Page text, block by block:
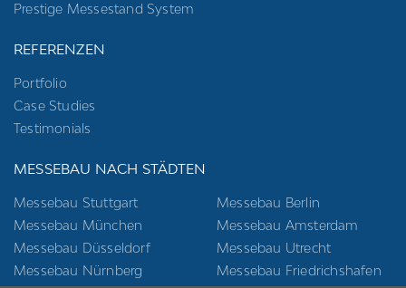
Prestige Messestand System
REFERENZEN
Portfolio
Case Studies
Testimonials
MESSEBAU NACH STÄDTEN
Messebau Stuttgart
Messebau München
Messebau Düsseldorf
Messebau Nürnberg
Messebau Berlin
Messebau Amsterdam
Messebau Utrecht
Messebau Friedrichshafen